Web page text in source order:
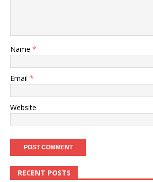
Name *
Email *
Website
RECENT POSTS